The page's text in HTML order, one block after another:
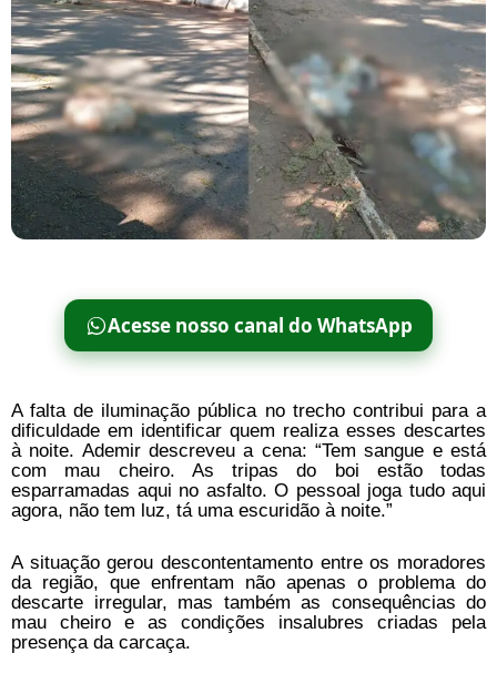
Acesse nosso canal do WhatsApp
A falta de iluminação pública no trecho contribui para a
dificuldade em identificar quem realiza esses descartes
à noite. Ademir descreveu a cena: “Tem sangue e está
com mau cheiro. As tripas do boi estão todas
esparramadas aqui no asfalto. O pessoal joga tudo aqui
agora, não tem luz, tá uma escuridão à noite.”
A situação gerou descontentamento entre os moradores
da região, que enfrentam não apenas o problema do
descarte irregular, mas também as consequências do
mau cheiro e as condições insalubres criadas pela
presença da carcaça.